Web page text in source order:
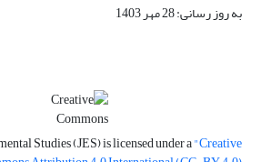
به روز رسانی: 28 مهر 1403
Studies (JES) is licensed under a"Creative